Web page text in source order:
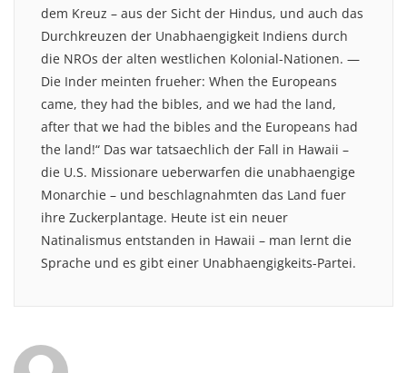
dem Kreuz – aus der Sicht der Hindus, und auch das
Durchkreuzen der Unabhaengigkeit Indiens durch
die NROs der alten westlichen Kolonial-Nationen. —
Die Inder meinten frueher: When the Europeans
came, they had the bibles, and we had the land,
after that we had the bibles and the Europeans had
the land!“ Das war tatsaechlich der Fall in Hawaii –
die U.S. Missionare ueberwarfen die unabhaengige
Monarchie – und beschlagnahmten das Land fuer
ihre Zuckerplantage. Heute ist ein neuer
Natinalismus entstanden in Hawaii – man lernt die
Sprache und es gibt einer Unabhaengigkeits-Partei.